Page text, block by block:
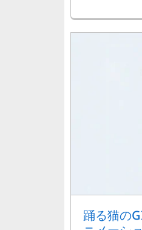
踊る猫の